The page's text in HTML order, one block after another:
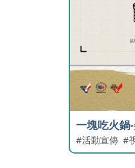
一塊吃火鍋
活動宣傳